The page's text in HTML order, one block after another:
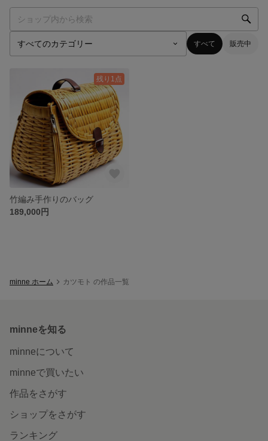
すべて 販売中
残り1点
竹編み手作りのバッグ
189,000円
minne ホーム カツモト の作品一覧
minneを知る
minneについて
minneで買いたい
作品をさがす
ショップをさがす
ランキング